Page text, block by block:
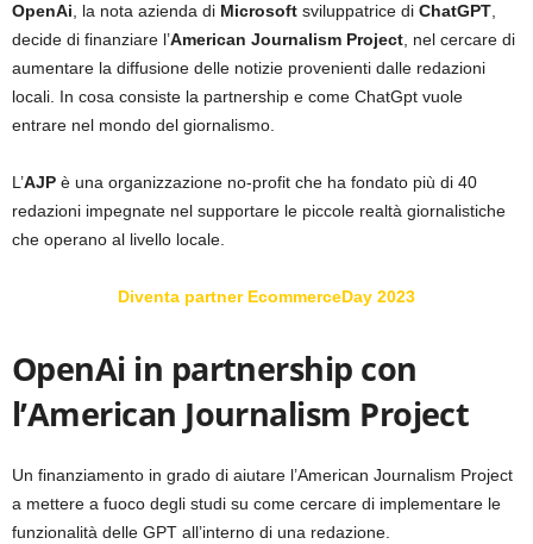
OpenAi, la nota azienda di Microsoft sviluppatrice di ChatGPT,
decide di finanziare l’American Journalism Project, nel cercare di
aumentare la diffusione delle notizie provenienti dalle redazioni
locali. In cosa consiste la partnership e come ChatGpt vuole
entrare nel mondo del giornalismo.
L’AJP è una organizzazione no-profit che ha fondato più di 40
redazioni impegnate nel supportare le piccole realtà giornalistiche
che operano al livello locale.
Diventa partner EcommerceDay 2023
OpenAi in partnership con
l’American Journalism Project
Un finanziamento in grado di aiutare l’American Journalism Project
a mettere a fuoco degli studi su come cercare di implementare le
funzionalità delle GPT all’interno di una redazione.